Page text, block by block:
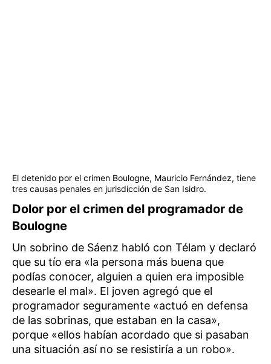
El detenido por el crimen Boulogne, Mauricio Fernández, tiene
tres causas penales en jurisdicción de San Isidro.
Dolor por el crimen del programador de
Boulogne
Un sobrino de Sáenz habló con Télam y declaró
que su tío era «la persona más buena que
podías conocer, alguien a quien era imposible
desearle el mal». El joven agregó que el
programador seguramente «actuó en defensa
de las sobrinas, que estaban en la casa»,
porque «ellos habían acordado que si pasaban
una situación así no se resistiría a un robo».